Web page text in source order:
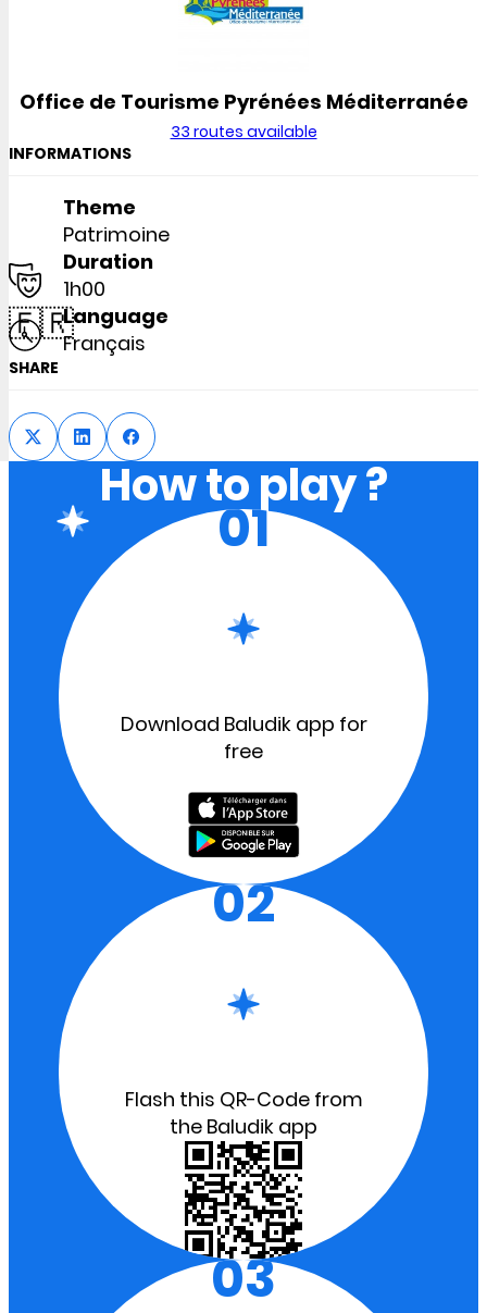
Office de Tourisme Pyrénées Méditerranée
33 routes available
INFORMATIONS
Theme
Patrimoine
Duration
1h00
🇫🇷Language
Français
SHARE
How to play ?
01
Download Baludik app for
free
02
Flash this QR-Code from
the Baludik app
03